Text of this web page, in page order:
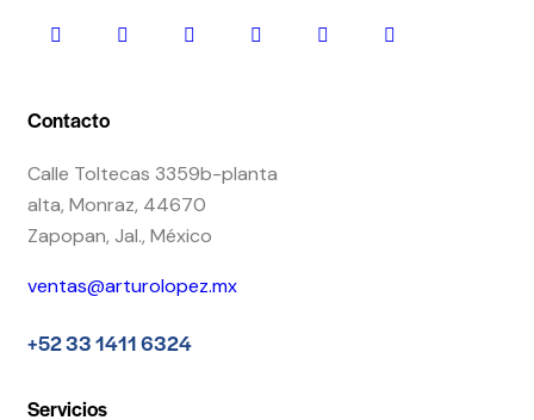
Contacto
Calle Toltecas 3359b-planta
alta, Monraz, 44670
Zapopan, Jal., México
ventas@arturolopez.mx
+52 33 1411 6324
Servicios